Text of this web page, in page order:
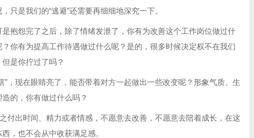
只是我们的“逃避”还需要再细细地深究一下。
抱怨完了之后，除了情绪发泄了，你有为改善这个工作岗位做过什
你有为提高工作待遇做过什么呢？是的，很多时候决定权不在我们
是你拧过了吗？
”，现在眼睛亮了，能否带着对方一起做出一些改变呢？形象气质、生
的，你有做过什么吗？
付出时间、精力或者情感，不愿意去改善，不愿意去陪着成长，在这
，也不会从中收获满足感。